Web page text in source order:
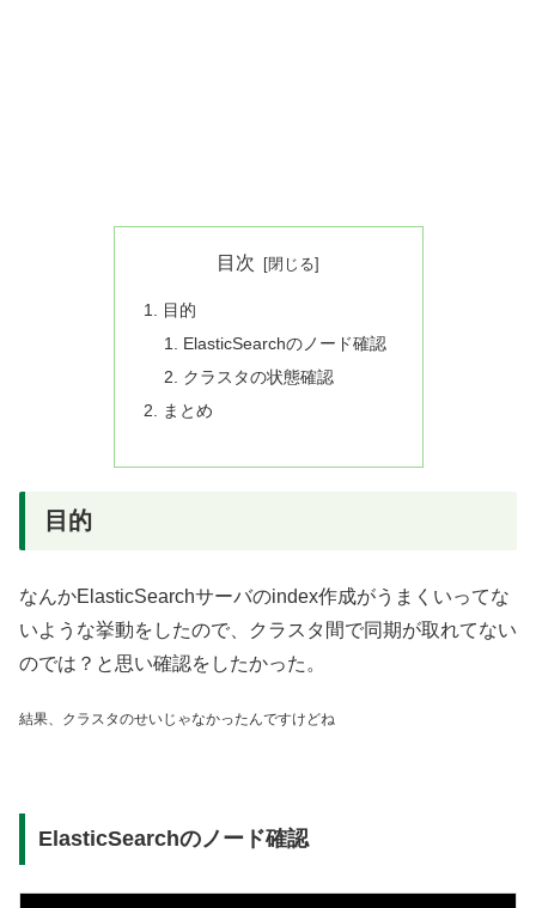
目次
目的
ElasticSearchのノード確認
クラスタの状態確認
まとめ
目的
なんかElasticSearchサーバのindex作成がうまくいってな
いような挙動をしたので、クラスタ間で同期が取れてない
のでは？と思い確認をしたかった。
結果、クラスタのせいじゃなかったんですけどね
ElasticSearchのノード確認